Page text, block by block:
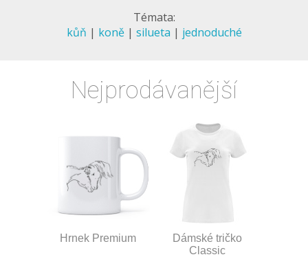
Témata:
kůň | koně| silueta | jednoduché
Nejprodávanější
Hrnek Premium
Dámské tričko
Classic